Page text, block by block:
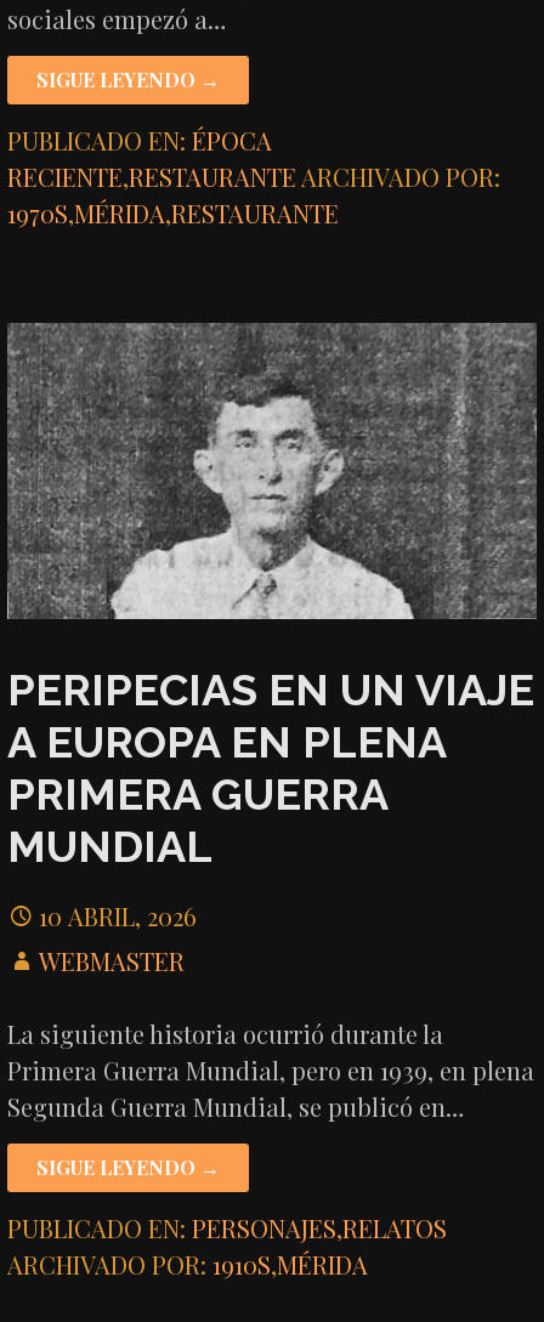
sociales empezó a…
SIGUE LEYENDO →
PUBLICADO EN:ÉPOCA
RECIENTE,RESTAURANTE ARCHIVADO POR:
1970S,MÉRIDA,RESTAURANTE
PERIPECIAS EN UN VIAJE
A EUROPA EN PLENA
PRIMERA GUERRA
MUNDIAL
10 ABRIL, 2026
WEBMASTER
La siguiente historia ocurrió durante la
Primera Guerra Mundial, pero en 1939, en plena
Segunda Guerra Mundial, se publicó en…
SIGUE LEYENDO →
PUBLICADO EN:PERSONAJES,RELATOS
ARCHIVADO POR:1910S,MÉRIDA